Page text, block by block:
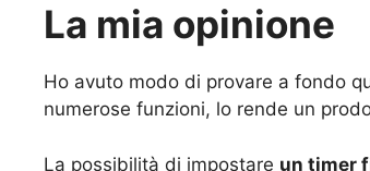
La mia opinione
Ho avuto modo di provare a fondo
numerose funzioni, lo rende un
La possibilità di impostare un timer